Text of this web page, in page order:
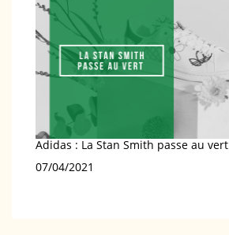
Adidas : La Stan Smith passe au vert
Date
07/04/2021